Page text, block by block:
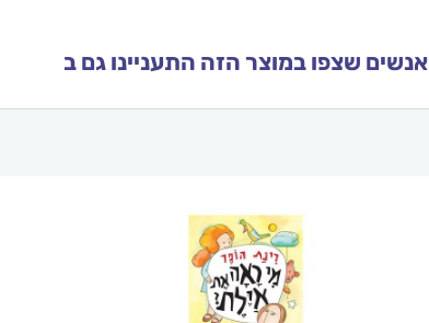
אנשים שצפו במוצר הזה התעניינו גם ב